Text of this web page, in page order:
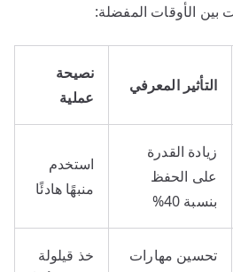
بين الأوقات المفضلة:
التأثير المعرفي
نصيحة
عملية
زيادة القدرة
على الحفظ
بنسبة 40%
استخدم
منبهًا هادئًا
تحسين مهارات
خذ قيلولة